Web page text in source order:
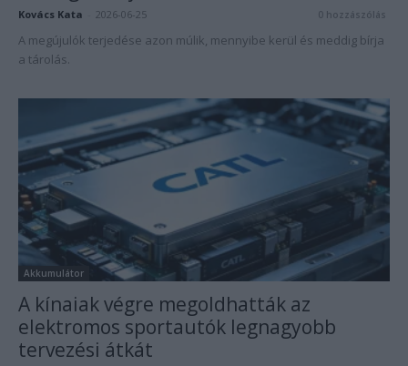
Kovács Kata 2026-06-25 0 hozzászólás
A megújulók terjedése azon múlik, mennyibe kerül és meddig bírja
a tárolás.
Akkumulátor
A kínaiak végre megoldhatták az
elektromos sportautók legnagyobb
tervezési átkát